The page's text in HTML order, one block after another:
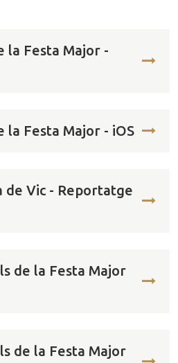
la Festa Major -
la Festa Major - iOS
de Vic - Reportatge
de la Festa Major
de la Festa Major